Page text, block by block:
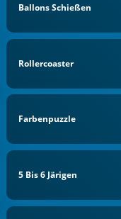
Ballons Schießen
Rollercoaster
Farbenpuzzle
5 Bis 6 Järigen